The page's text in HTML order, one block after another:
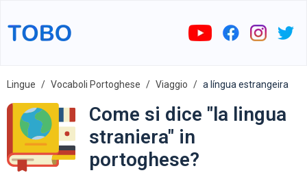
Lingue Vocaboli Portoghese Viaggio a língua estrangeira
Come si dice "la lingua
straniera" in
portoghese?